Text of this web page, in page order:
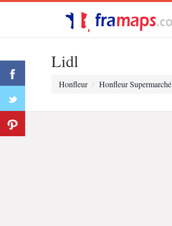
Lidl
Honfleur Honfleur Supermarché